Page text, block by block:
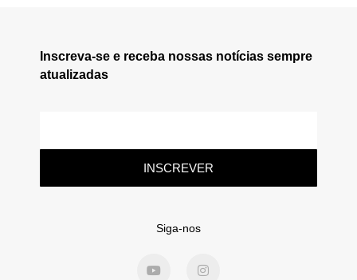
Inscreva-se e receba nossas notícias sempre
atualizadas
INSCREVER
Siga-nos